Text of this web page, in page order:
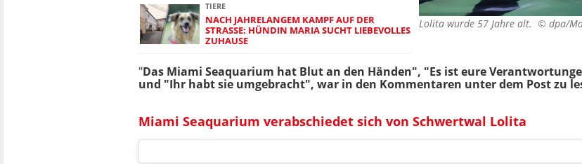
Lolita wurde 57 Jahre alt. © dpa/
TIERE
NACH JAHRELANGEM KAMPF AUF DER
STRASSE: HÜNDIN MARIA SUCHT LIEBEVOLLES Z
UHAUSE
"Das Miami Seaquarium hat Blut an den Händen", "Es ist eure
und "Ihr habt sie umgebracht", war in den Kommentaren unter dem Post zu
Miami Seaquarium verabschiedet sich von Schwertwal Lolita